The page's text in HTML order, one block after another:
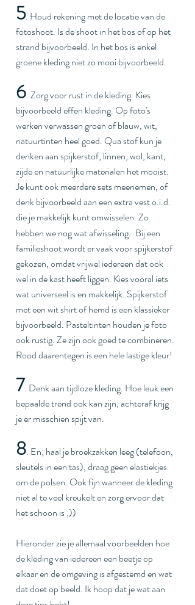
5. Houd rekening met de locatie van de
fotoshoot. Is de shoot in het bos of op het
strand bijvoorbeeld. In het bos is enkel
groene kleding niet zo mooi bijvoorbeeld.
6. Zorg voor rust in de kleding. Kies
bijvoorbeeld effen kleding. Op foto's
werken verwassen groen of blauw, wit,
natuurtinten heel goed. Qua stof kun je
denken aan spijkerstof, linnen, wol, kant,
zijde en natuurlijke materialen het mooist.
Je kunt ook meerdere sets meenemen, of
denk bijvoorbeeld aan een extra vest o.i.d.
die je makkelijk kunt omwisselen. Zo
hebben we nog wat afwisseling. Bij een
familieshoot wordt er vaak voor spijkerstof
gekozen, omdat vrijwel iedereen dat ook
wel in de kast heeft liggen. Kies vooral iets
wat universeel is en makkelijk. Spijkerstof
met een wit shirt of hemd is een klassieker
bijvoorbeeld. Pasteltinten houden je foto
ook rustig. Ze zijn ook goed te combineren.
Rood daarentegen is een hele lastige kleur!
7. Denk aan tijdloze kleding. Hoe leuk een
bepaalde trend ook kan zijn, achteraf krijg
je er misschien spijt van.
8. En; haal je broekzakken leeg (telefoon,
sleutels in een tas), draag geen elastiekjes
om de polsen. Ook fijn wanneer de kleding
niet al te veel kreukelt en zorg ervoor dat
het schoon is ;))
Hieronder zie je allemaal voorbeelden hoe
de kleding van iedereen een beetje op
elkaar en de omgeving is afgestemd en wat
dat doet op beeld. Ik hoop dat je wat aan